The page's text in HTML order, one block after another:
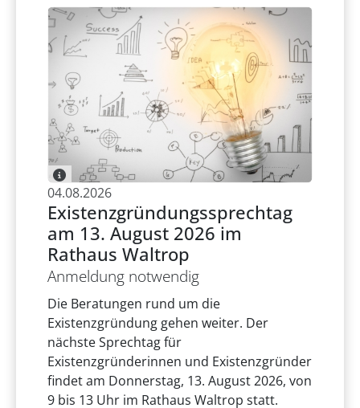
04.08.2026
Existenzgründungssprechtag
am 13. August 2026 im
Rathaus Waltrop
Anmeldung notwendig
Die Beratungen rund um die
Existenzgründung gehen weiter. Der
nächste Sprechtag für
Existenzgründerinnen und Existenzgründer
findet am Donnerstag, 13. August 2026, von
9 bis 13 Uhr im Rathaus Waltrop statt.